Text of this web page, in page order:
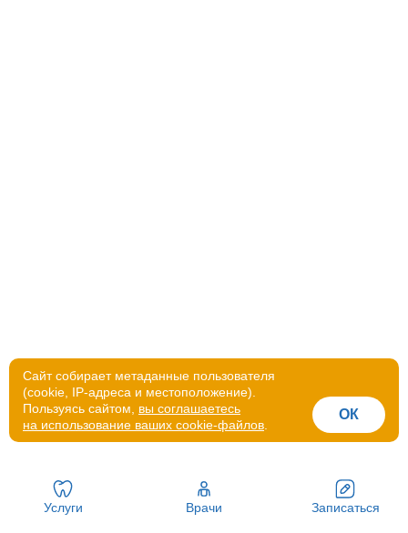
Услуги Врачи Записаться
Сайт собирает метаданные пользователя
(cookie, IP-адреса и местоположение).
Пользуясь сайтом, вы соглашаетесь
на использование ваших cookie-файлов
ОК